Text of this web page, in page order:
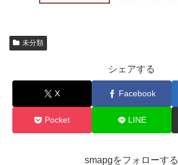
未分類
シェアする
X Facebook
Pocket LINE
smapgをフォローする